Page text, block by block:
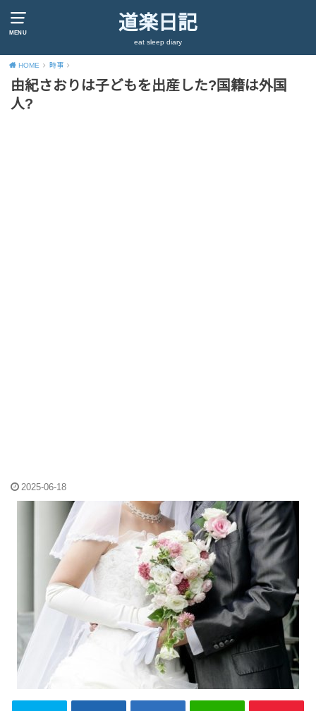
MENU 道楽日記
eat sleep diary
HOME 時事
由紀さおりは子どもを出産した?国籍は外国
人?
2025-06-18